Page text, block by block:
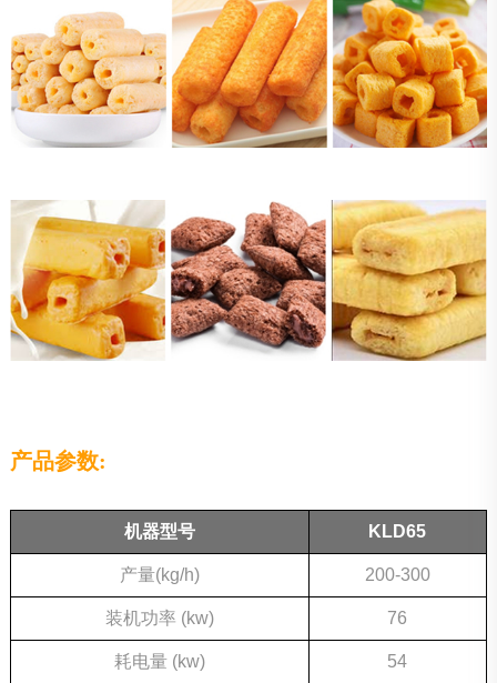
产品参数:
机器型号 KLD65
产量(kg/h) 200-300
装机功率 (kw) 76
耗电量 (kw) 54